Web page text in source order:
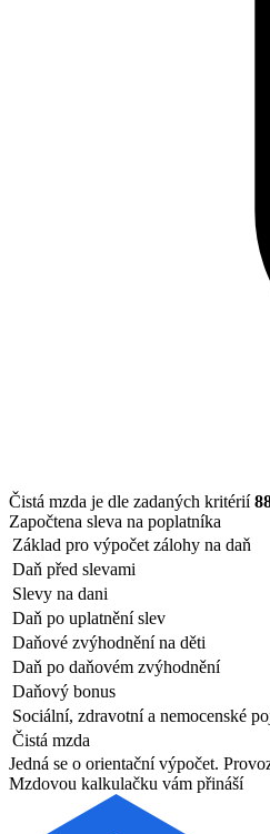
Čistá mzda je dle zadaných kritérií
Započtena sleva na poplatníka
Základ pro výpočet zálohy na daň
Daň před slevami
Slevy na dani
Daň po uplatnění slev
Daňové zvýhodnění na děti
Daň po daňovém zvýhodnění
Daňový bonus
Sociální, zdravotní a nemocenské
Čistá mzda
Jedná se o orientační výpočet.
Mzdovou kalkulačku vám přináší